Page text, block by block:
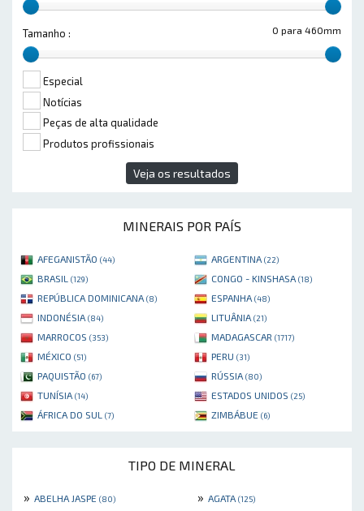
0 para 460mm
Tamanho :
Especial
Notícias
Peças de alta qualidade
Produtos profissionais
Veja os resultados
MINERAIS POR PAÍS
AFEGANISTÃO (44) ARGENTINA (22)
BRASIL (129) CONGO - KINSHASA (18)
REPÚBLICA DOMINICANA (8) ESPANHA (48)
INDONÉSIA (84) LITUÂNIA (21)
MARROCOS (353) MADAGASCAR (1717)
MÉXICO (51) PERU (31)
PAQUISTÃO (67) RÚSSIA (80)
TUNÍSIA (14) ESTADOS UNIDOS (25)
ÁFRICA DO SUL (7) ZIMBÁBUE (6)
TIPO DE MINERAL
» ABELHA JASPE (80) » AGATA (125)